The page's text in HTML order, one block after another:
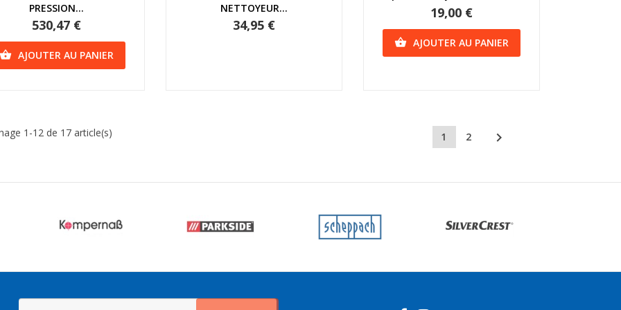
PRESSION...
530,47 €
AJOUTER AU PANIER
NETTOYEUR...
34,95 €
19,00 €
 AJOUTER AU PANIER
1-12 de 17 article(s) 1 2 